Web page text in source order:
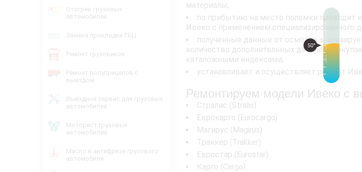
50°
Отогрев грузовых
автомобилей
Замена прокладки ГБЦ
Ремонт грузовиков
Ремонт полуприцепов с
выездом
Выездной сервис для грузовых
автомобилей
Моторист грузовых
автомобилей
Масло в антифризе грузового
автомобиля
материалы;
по прибытию на место поломки проводит
Ивеко с применением специализированного
полученные данные от осмотра
количество дополнительных деталей.
каталожными индексами;
устанавливает и осуществляет ремонт
Ремонтируем модели Ивеко с
Стралис (Stralis)
Еврокарго (Eurocargo)
Магирус (Magirus)
Траккер (Trakker)
Евростар (Eurostar)
Карго (Cargo)